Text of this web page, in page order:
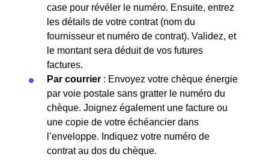
case pour révéler le numéro. Ensuite, entrez
les détails de votre contrat (nom du
fournisseur et numéro de contrat). Validez, et
le montant sera déduit de vos futures
factures.
Par courrier : Envoyez votre chèque énergie
par voie postale sans gratter le numéro du
chèque. Joignez également une facture ou
une copie de votre échéancier dans
l’enveloppe. Indiquez votre numéro de
contrat au dos du chèque.